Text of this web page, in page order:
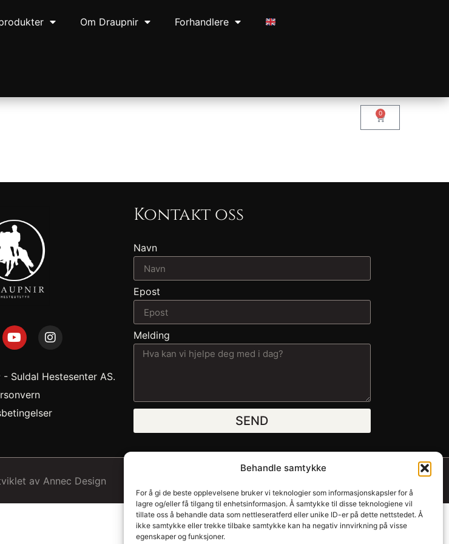
Behandle samtykke
For å gi de beste opplevelsene bruker vi teknologier som informasjonskapsler for å
lagre og/eller få tilgang til enhetsinformasjon. Å samtykke til disse teknologiene vil
tillate oss å behandle data som nettleseratferd eller unike ID-er på dette nettstedet. Å
ikke samtykke eller trekke tilbake samtykke kan ha negativ innvirkning på visse
egenskaper og funksjoner.
Om Draupnir Forhandlere
0
Suldal Hestesenter AS.
Kontakt oss
Navn
Epost
Melding
SEND
av Annec Design